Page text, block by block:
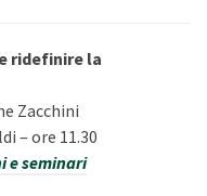
ridefinire la
Zacchini
– ore 11.30
e seminari